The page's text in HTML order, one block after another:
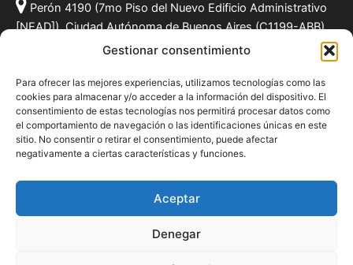
Gestionar consentimiento
Para ofrecer las mejores experiencias, utilizamos tecnologías como las
cookies para almacenar y/o acceder a la información del dispositivo. El
consentimiento de estas tecnologías nos permitirá procesar datos como
el comportamiento de navegación o las identificaciones únicas en este
sitio. No consentir o retirar el consentimiento, puede afectar
negativamente a ciertas características y funciones.
Aceptar
Denegar
Perón 4190 (7mo Piso del Nuevo Edificio Administrativo
[NEAD]), Ciudad Autónoma de Buenos Aires (C1199-ABB),
info@fundacionmf.org.ar
Politica de privacidad